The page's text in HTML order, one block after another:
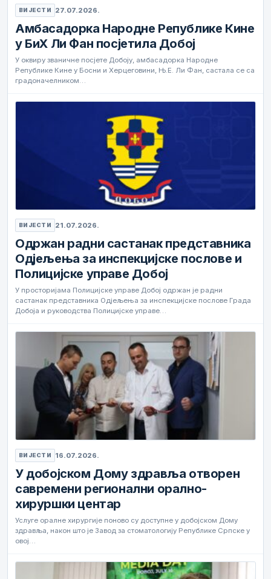
ВИЈЕСТИ 27.07.2026.
Амбасадорка Народне Републике Кине
у БиХ Ли Фан посјетила Добој
У оквиру званичне посјете Добоју, амбасадорка Народне
Републике Кине у Босни и Херцеговини, Њ.Е. Ли Фан, састала се са
градоначелником…
ВИЈЕСТИ 21.07.2026.
Одржан радни састанак представника
Одјељења за инспекцијске послове и
Полицијске управе Добој
У просторијама Полицијске управе Добој одржан је радни
састанак представника Одјељења за инспекцијске послове Града
Добоја и руководства Полицијске управе…
ВИЈЕСТИ 16.07.2026.
У добојском Дому здравља отворен
савремени регионални орално-
хируршки центар
Услуге оралне хирургије поново су доступне у добојском Дому
здравља, након што је Завод за стоматологију Републике Српске у
овој…